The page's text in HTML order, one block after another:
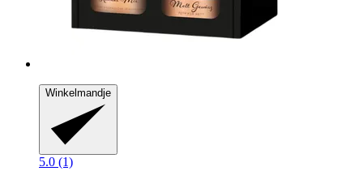
Winkelmandje
5.0 (1)